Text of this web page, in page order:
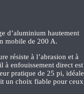
d’aluminium hautement
mobile de 200 A.
résiste à l’abrasion et à
à enfouissement direct est
pratique de 25 pi, idéale
un choix fiable pour ceux